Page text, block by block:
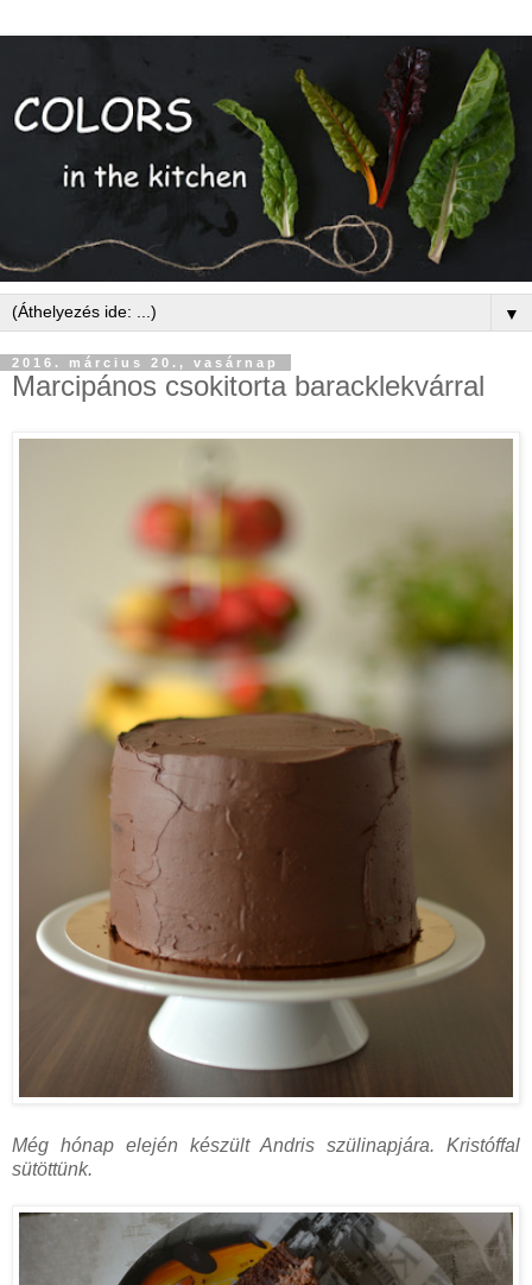
▼
2016. március 20., vasárnap
Marcipános csokitorta baracklekvárral
Még hónap elején készült Andris szülinapjára. Kristóffal
sütöttünk.